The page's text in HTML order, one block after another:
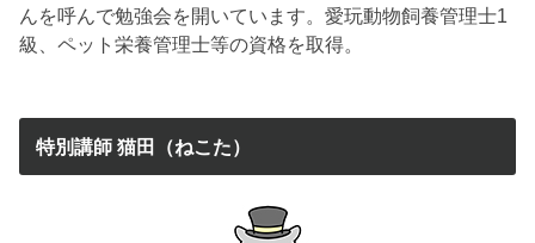
んを呼んで勉強会を開いています。愛玩動物飼養管理士1
級、ペット栄養管理士等の資格を取得。
特別講師 猫田（ねこた）